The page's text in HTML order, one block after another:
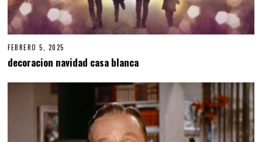
FEBRERO 5, 2025
decoracion navidad casa blanca